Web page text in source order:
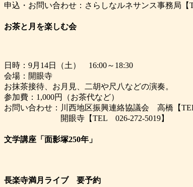
申込・お問い合わせ：さらしなルネサンス事務局【
お茶と月を楽しむ会
日時：9月14日（土） 16:00～18:30
会場：開眼寺
お抹茶接待、お月見、二胡や尺八などの演奏。
参加費：1,000円（お茶代など）
お問い合わせ：川西地区振興連絡協議会 高橋【
開眼寺【TEL 026-272-5019】
文学講座「面影塚250年」
長楽寺満月ライブ 要予約